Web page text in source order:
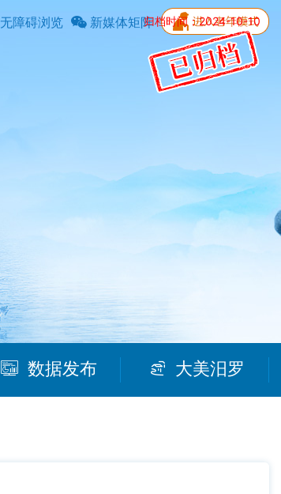
归档时间：2024-10-10
无障碍浏览 新媒体矩阵
数据发布 大美汨罗